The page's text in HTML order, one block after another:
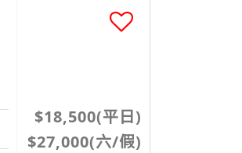
$18,500(平日)
$27,000(六/假)